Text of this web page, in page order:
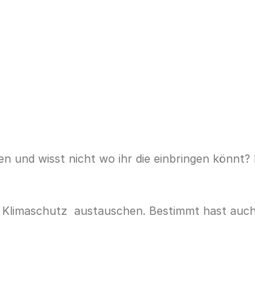
und wisst nicht wo ihr die einbringen könnt?
austauschen. Bestimmt hast